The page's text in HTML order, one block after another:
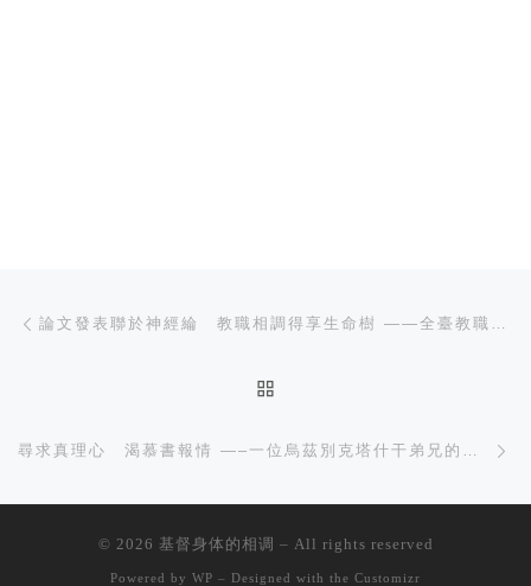
文章导航 論文發表聯於神經綸 教職相調得享生命樹 ——全臺教職員特會
© 2026 基督身体的相调 – All rights reserved
Powered by WP – Designed with the Customizr